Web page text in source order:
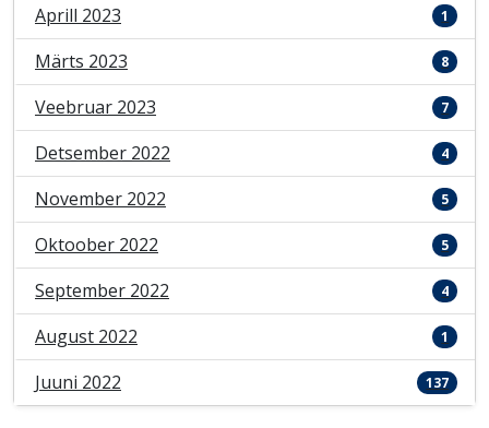
Aprill 2023 1
Märts 2023 8
Veebruar 2023 7
Detsember 2022 4
November 2022 5
Oktoober 2022 5
September 2022 4
August 2022 1
Juuni 2022 137